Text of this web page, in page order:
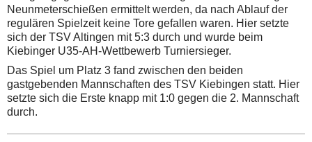
Neunmeterschießen ermittelt werden, da nach Ablauf der
regulären Spielzeit keine Tore gefallen waren. Hier setzte
sich der TSV Altingen mit 5:3 durch und wurde beim
Kiebinger U35-AH-Wettbewerb Turniersieger.
Das Spiel um Platz 3 fand zwischen den beiden
gastgebenden Mannschaften des TSV Kiebingen statt. Hier
setzte sich die Erste knapp mit 1:0 gegen die 2. Mannschaft
durch.